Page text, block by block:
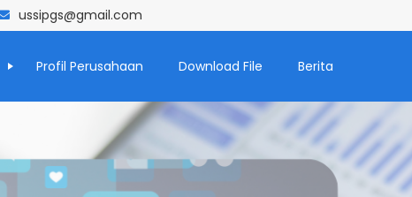
ussipgs@gmail.com
Profil Perusahaan Download File Berita